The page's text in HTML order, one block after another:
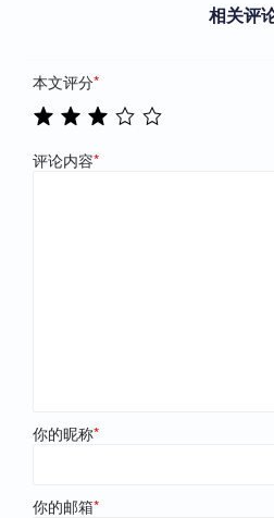
相关评
本文评分*
评论内容*
你的昵称*
你的邮箱*